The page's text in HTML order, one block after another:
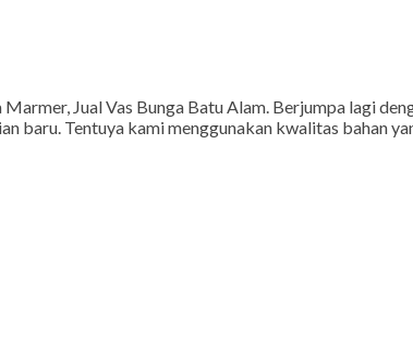
Jual Vas Bunga Batu Alam. Berjumpa lagi
baru. Tentuya kami menggunakan kwalitas bahan